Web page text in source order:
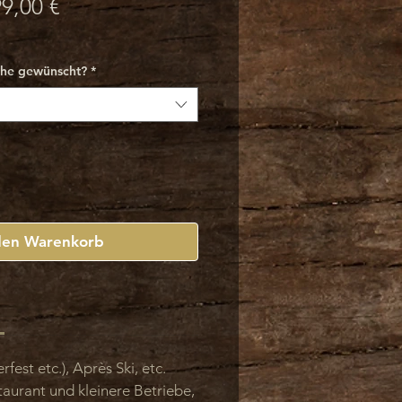
€Sale-
Preis
gewünscht? *
Warenkorb
etc.), Après Ski, etc.
und kleinere Betriebe,